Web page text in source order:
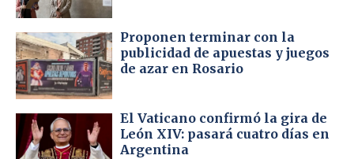
Proponen terminar con la
publicidad de apuestas y juegos
de azar en Rosario
El Vaticano confirmó la gira de
León XIV: pasará cuatro días en
Argentina